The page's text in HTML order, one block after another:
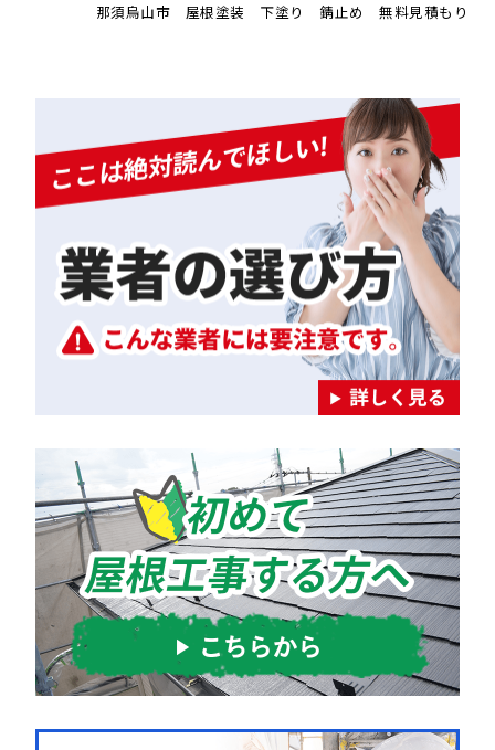
那須烏山市 屋根塗装 下塗り 錆止め 無料見積もり